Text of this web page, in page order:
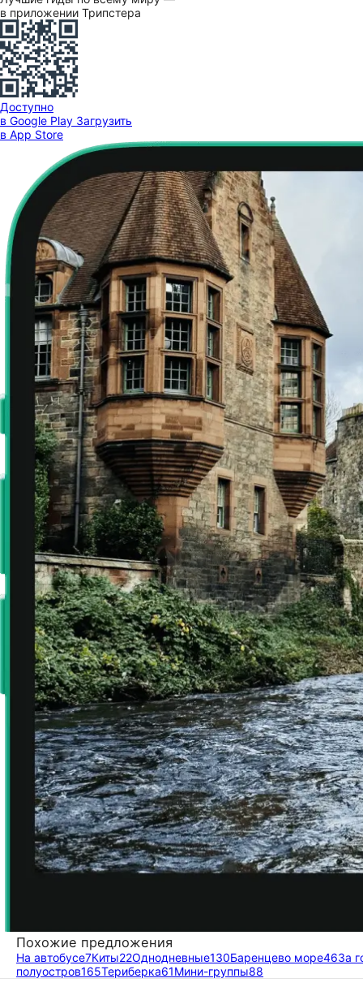
в приложении Трипстера
Доступно
в Google Play Загрузить
в App Store
Похожие предложения
На автобусе7Киты22Однодневные130Баренцево море46За
полуостров165Териберка61Мини-группы88